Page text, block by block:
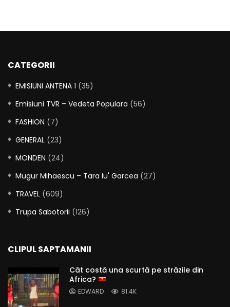
CATEGORII
EMISIUNI ANTENA 1 (35)
Emisiuni TVR – Vedeta Populara (56)
FASHION (7)
GENERAL (23)
MONDEN (24)
Mugur Mihaescu – Tara lu' Garcea (27)
TRAVEL (609)
Trupa Sabotorii (126)
CLIPUL SAPTAMANII
Cât costă una scurtă pe străzile din
Africa?
EDWARD 81.4K